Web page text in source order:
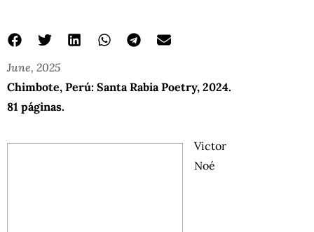
June, 2025
Chimbote, Perú: Santa Rabia Poetry, 2024.
81 páginas.
Victor
Noé